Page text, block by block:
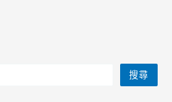
搜尋